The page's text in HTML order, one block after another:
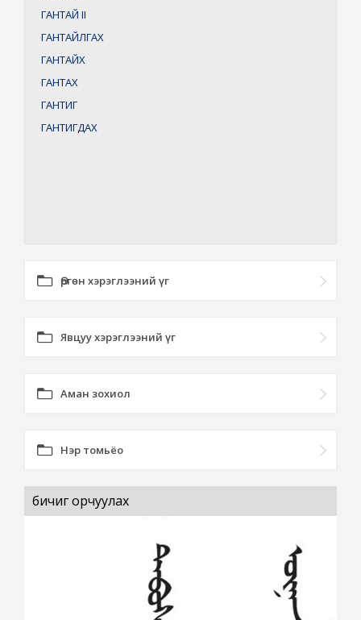
ГАНТАЙ II
ГАНТАЙЛГАХ
ГАНТАЙХ
ГАНТАХ
ГАНТИГ
ГАНТИГДАХ
Өргөн хэрэглээний үг
Явцуу хэрэглээний үг
Аман зохиол
Нэр томьёо
бичиг орчуулах